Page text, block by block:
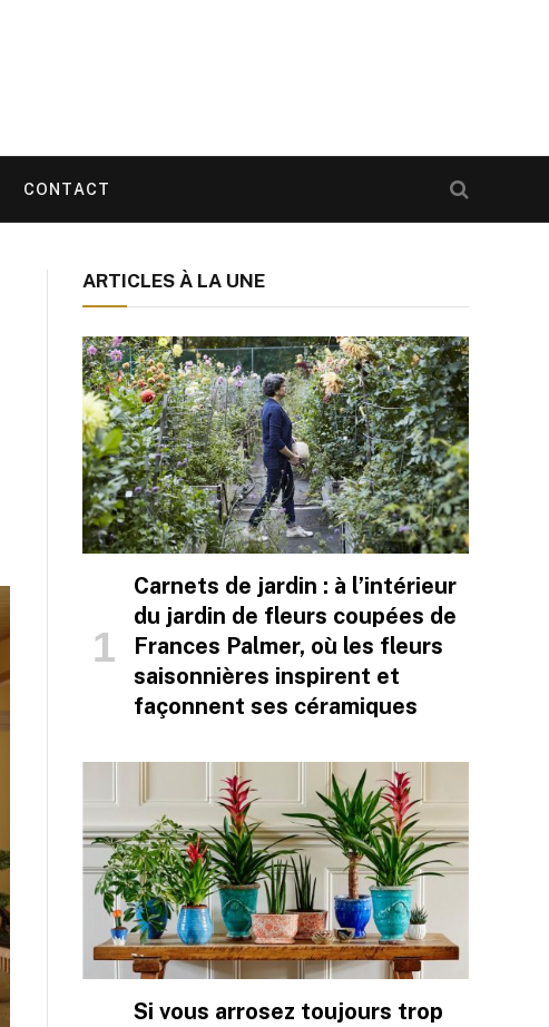
CONTACT
ARTICLES À LA UNE
Carnets de jardin : à l’intérieur
du jardin de fleurs coupées de
Frances Palmer, où les fleurs
saisonnières inspirent et
façonnent ses céramiques
Si vous arrosez toujours trop